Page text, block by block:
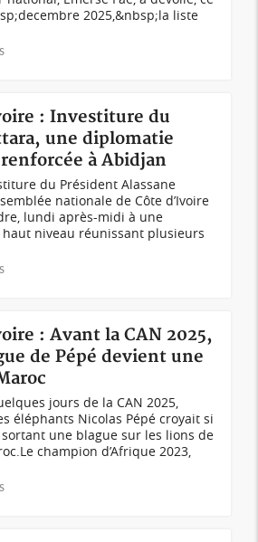
2025,&nbsp;la liste
: Investiture du
une diplomatie
à Abidjan
du Président Alassane
nationale de Côte d’Ivoire
lundi après-midi à une
niveau réunissant plusieurs
: Avant la CAN 2025,
de Pépé devient une
jours de la CAN 2025,
éléphants Nicolas Pépé croyait si
une blague sur les lions de
champion d’Afrique 2023,